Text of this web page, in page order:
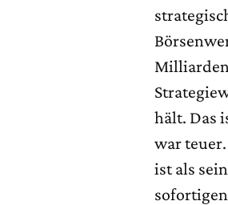
hält. Das
war
ist als